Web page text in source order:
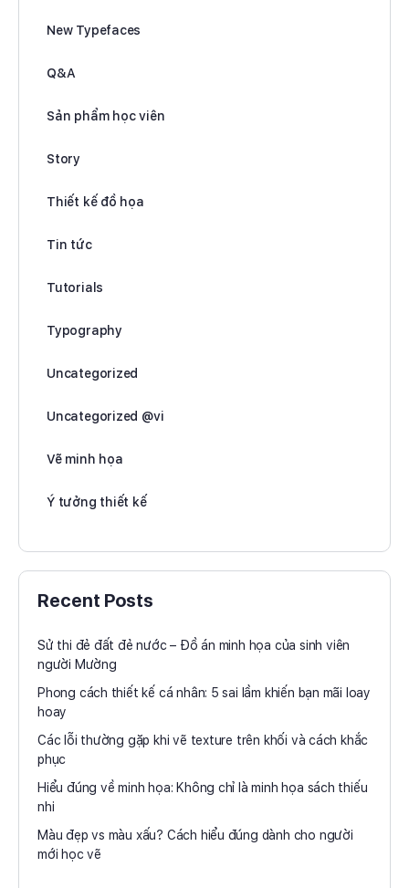
New Typefaces
Q&A
Sản phẩm học viên
Story
Thiết kế đồ họa
Tin tức
Tutorials
Typography
Uncategorized
Uncategorized @vi
Vẽ minh họa
Ý tưởng thiết kế
Recent Posts
Sử thi đẻ đất đẻ nước – Đồ án minh họa của sinh viên
người Mường
Phong cách thiết kế cá nhân: 5 sai lầm khiến bạn mãi loay
hoay
Các lỗi thường gặp khi vẽ texture trên khối và cách khắc
phục
Hiểu đúng về minh họa: Không chỉ là minh họa sách thiếu
nhi
Màu đẹp vs màu xấu? Cách hiểu đúng dành cho người
mới học vẽ